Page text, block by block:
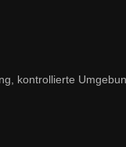
kontrollierte